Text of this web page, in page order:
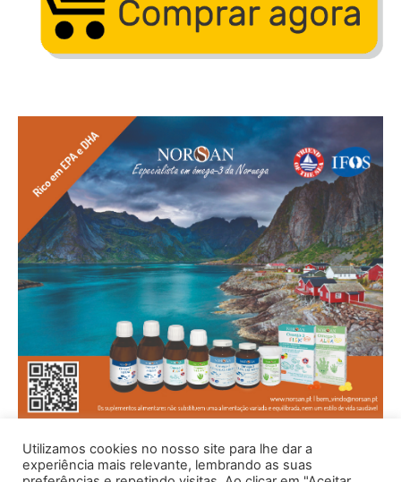
Utilizamos cookies no nosso site para lhe dar a
experiência mais relevante, lembrando as suas